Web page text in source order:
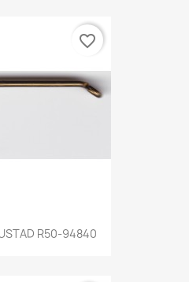
R50-94840
favorite_border